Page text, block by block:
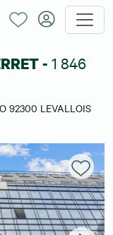
- 1 846
92300 LEVALLOIS